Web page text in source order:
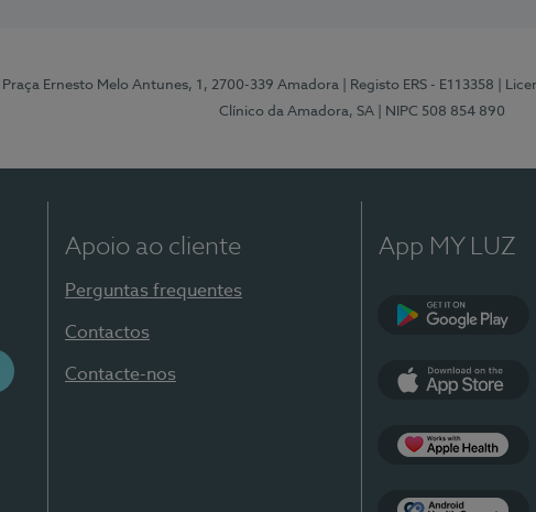
| Praça Ernesto Melo Antunes, 1, 2700-339 Amadora | Registo ERS - E113358 |
Clínico da Amadora, SA
| NIPC 508 854 890
Apoio ao cliente
Perguntas frequentes
Contactos
Contacte-nos
App MY LUZ